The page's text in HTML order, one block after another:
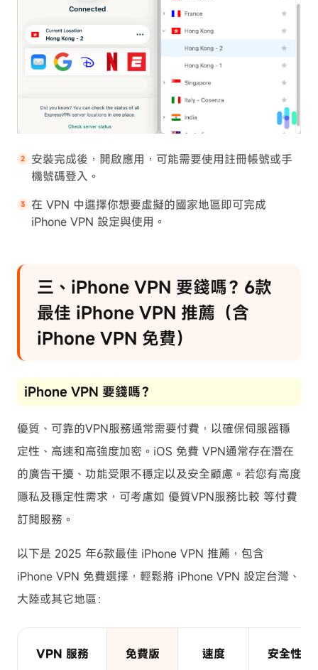
安裝完成後，開啟應用，可能需要使用註冊帳號或手
機號碼登入。
在 VPN 中選擇你想要虛擬的國家地區即可完成
iPhone VPN 設定與使用。
三、iPhone VPN 要錢嗎？6款
最佳 iPhone VPN 推薦（含
iPhone VPN 免費）
iPhone VPN 要錢嗎？
優質、可靠的VPN服務通常需要付費，以確保伺服器穩
定性、高速和高強度加密。iOS 免費 VPN通常存在潛在
的廣告干擾、功能受限不穩定以及安全顧慮。若您有高度
隱私及穩定性需求，可考慮如 優質VPN服務比較 等付費
訂閱服務。
以下是 2025 年6款最佳 iPhone VPN 推薦，包含
iPhone VPN 免費選擇，輕鬆將 iPhone VPN 設定台灣、
大陸或其它地區：
VPN 服務 免費版 速度 安全性